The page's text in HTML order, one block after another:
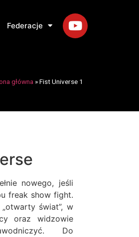
Federacje
główna »Fist Universe 1
nowego, jeśli
freak show fight.
świat”, w
oraz widzowie
Do